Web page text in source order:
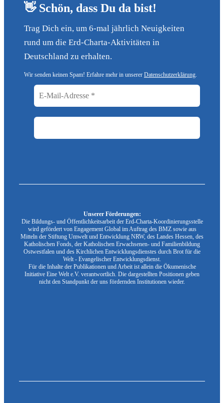
👋 Schön, dass Du da bist!
Trag Dich ein, um 6-mal jährlich Neuigkeiten
rund um die Erd-Charta-Aktivitäten in
Deutschland zu erhalten.
Wir senden keinen Spam! Erfahre mehr in unserer Datenschutzerklärung.
Unserer Förderungen:
Die Bildungs- und Öffentlichkeitsarbeit der Erd-Charta-Koordinierungsstelle
wird gefördert von Engagement Global im Auftrag des BMZ sowie aus
Mitteln der Stiftung Umwelt und Entwicklung NRW, des Landes Hessen, des
Katholischen Fonds, der Katholischen Erwachsenen- und Familienbildung
Ostwestfalen und des Kirchlichen Entwicklungsdienstes durch Brot für die
Welt - Evangelischer Entwicklungsdienst.
Für die Inhalte der Publikationen und Arbeit ist allein die Ökumenische
Initiative Eine Welt e.V. verantwortlich. Die dargestellten Positionen geben
nicht den Standpunkt der uns fördernden Institutionen wieder.